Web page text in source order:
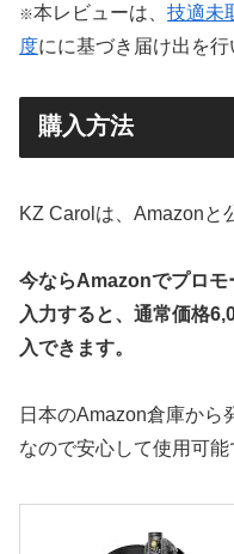
※本レビューは、 技適未
度にに基づき届け出を行
購入方法
KZ Carolは、Amazonと
今ならAmazonでプロモ
入力すると、通常価格
入できます。
日本のAmazon倉庫から
なので安心して使用可能